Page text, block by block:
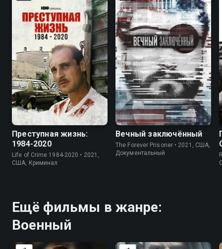
8.0 8.4
Преступная жизнь:
1984-2020
Life of Crime 1984-2020 • 2021,
США, Криминал
7.1 7.4
Вечный заключённый
The Forever Prisoner • 2021, США,
Документальный
Ещё фильмы в жанре:
Военный